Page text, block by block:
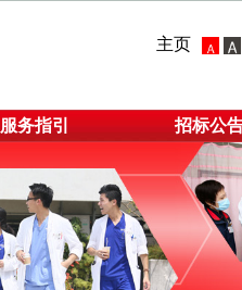
主页
服务指引 招标公